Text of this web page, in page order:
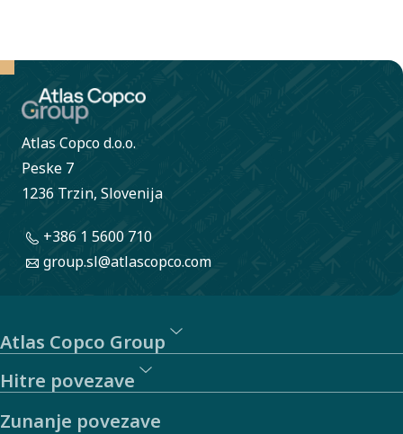
Atlas Copco d.o.o.
Peske 7
1236 Trzin, Slovenija
+386 1 5600 710
group.sl@atlascopco.com
Atlas Copco Group
Hitre povezave
Zunanje povezave